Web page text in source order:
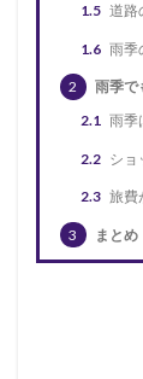
1.5 道路
1.6 雨季
2
雨季で
2.1 雨季
2.2 ショ
2.3 旅費
3 まとめ